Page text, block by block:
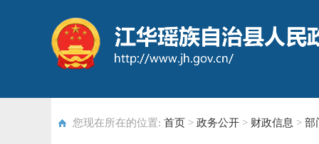
您现在所在的位置: 首页 > 政务公开 > 财政信息 > 部